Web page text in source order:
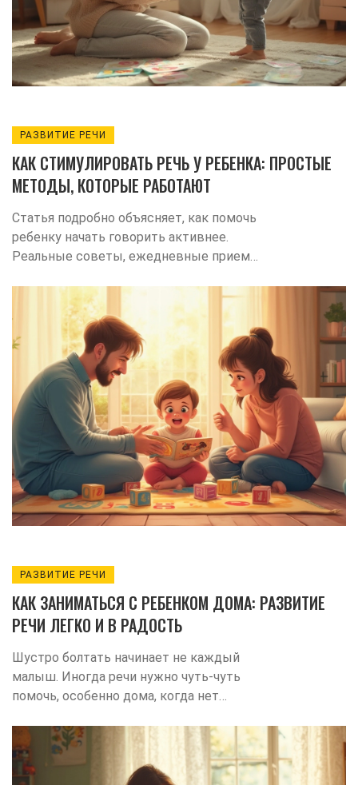
многое можно скорректировать очень
простыми действиями.
РАЗВИТИЕ РЕЧИ
КАК СТИМУЛИРОВАТЬ РЕЧЬ У РЕБЕНКА: ПРОСТЫЕ
МЕТОДЫ, КОТОРЫЕ РАБОТАЮТ
Статья подробно объясняет, как помочь
ребенку начать говорить активнее.
Реальные советы, ежедневные приемы
сложностей. Автор рассказывает про
особенности раннего развития речи и
ошибки, которых стоит избегать. Есть
полезные упражнения и игры для
малышей. Материал будет полезен всем,
кто хочет услышать первые слова от
своего ребенка без нервов и паники.
РАЗВИТИЕ РЕЧИ
КАК ЗАНИМАТЬСЯ С РЕБЕНКОМ ДОМА: РАЗВИТИЕ
РЕЧИ ЛЕГКО И В РАДОСТЬ
Шустро болтать начинает не каждый
малыш. Иногда речи нужно чуть-чуть
помочь, особенно дома, когда нет
рассказываю, как устроить простые и
интересные занятия дома, чтобы речь
развивалась быстрее. Поделюсь